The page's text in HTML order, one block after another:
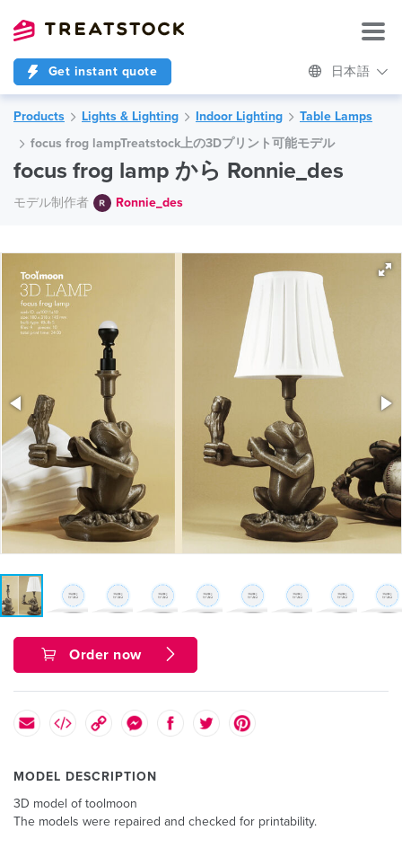
Get instant quote 日本語
Products Lights & Lighting Indoor Lighting
Table Lamps
focus frog lampTreatstock上の3Dプリント可能モデル
focus frog lamp から Ronnie_des
モデル制作者 Ronnie_des
Order now
MODEL DESCRIPTION
3D model of toolmoon
The models were repaired and checked for printability.